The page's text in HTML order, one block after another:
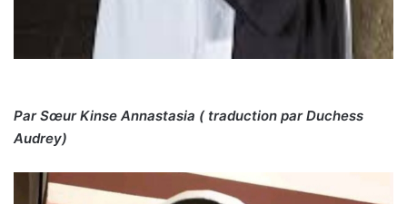
Par Sœur Kinse Annastasia ( traduction par Duchess
Audrey)